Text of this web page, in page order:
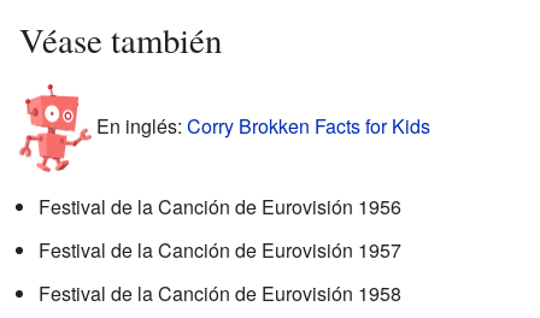
Véase también
En inglés: Corry Brokken Facts for Kids
Festival de la Canción de Eurovisión 1956
Festival de la Canción de Eurovisión 1957
Festival de la Canción de Eurovisión 1958